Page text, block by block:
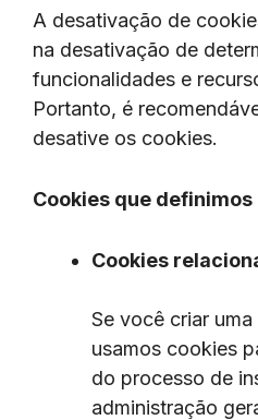
A desativação de
na desativação de
funcionalidades e
Portanto, é
desative os cookies.
Cookies que definimos
Cookies
Se você criar
usamos cookies
do processo de
administração